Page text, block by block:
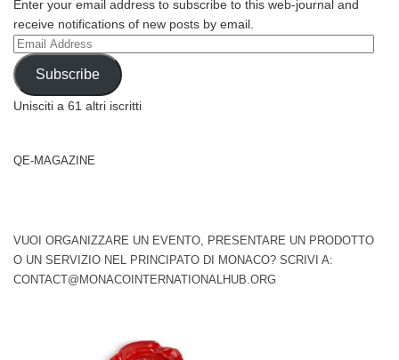
Enter your email address to subscribe to this web-journal and
receive notifications of new posts by email.
Email
Address
Subscribe
Unisciti a 61 altri iscritti
QE-MAGAZINE
VUOI ORGANIZZARE UN EVENTO, PRESENTARE UN PRODOTTO
O UN SERVIZIO NEL PRINCIPATO DI MONACO? SCRIVI A:
CONTACT@MONACOINTERNATIONALHUB.ORG